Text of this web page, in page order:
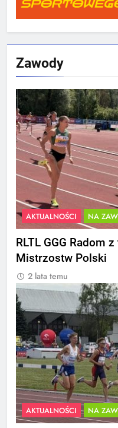
Zawody
AKTUALNOŚCI NA
RLTL GGG Radom
Mistrzostw Polski
2 lata temu
AKTUALNOŚCI NA